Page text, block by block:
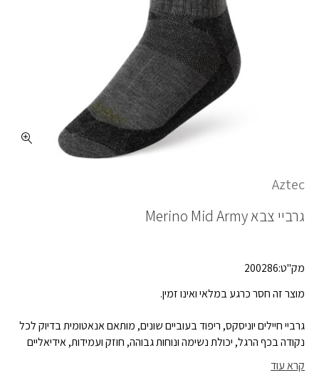
Aztec
גרביי צבאMerino Mid Army
מק"ט:200286
מוצר זה חסר כרגע במלאי ואינו זמין.
גרביי חיילים יוניסקס, ריפוד בעוביים שונים, מותאם אנאטומית בדיוק לכל
נקודה בכף הרגל, יכולת נשימה ונוחות גבוהה, חוזק ועמידות, אידיאליים
קרא עוד